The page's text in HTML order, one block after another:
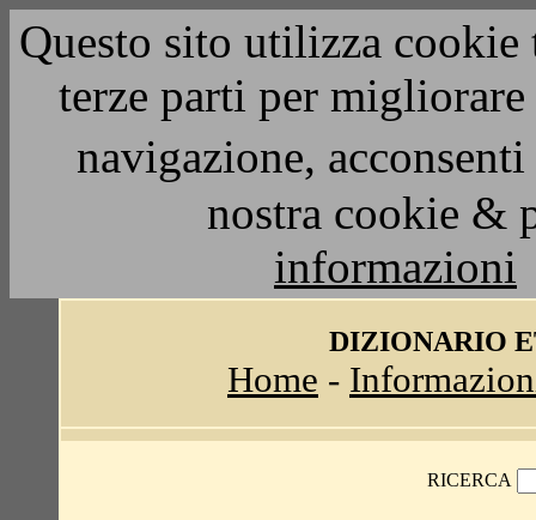
Questo sito utilizza
terze parti per
navigazione,
nostra cookie &
informazioni
DIZIONARIO
Home -
RICERCA